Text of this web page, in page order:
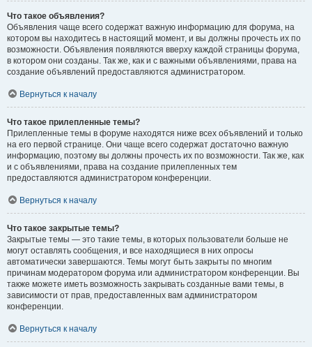
Что такое объявления?
Объявления чаще всего содержат важную информацию для форума, на
котором вы находитесь в настоящий момент, и вы должны прочесть их по
возможности. Объявления появляются вверху каждой страницы форума,
в котором они созданы. Так же, как и с важными объявлениями, права на
создание объявлений предоставляются администратором.
Вернуться к началу
Что такое прилепленные темы?
Прилепленные темы в форуме находятся ниже всех объявлений и только
на его первой странице. Они чаще всего содержат достаточно важную
информацию, поэтому вы должны прочесть их по возможности. Так же, как
и с объявлениями, права на создание прилепленных тем
предоставляются администратором конференции.
Вернуться к началу
Что такое закрытые темы?
Закрытые темы — это такие темы, в которых пользователи больше не
могут оставлять сообщения, и все находящиеся в них опросы
автоматически завершаются. Темы могут быть закрыты по многим
причинам модератором форума или администратором конференции. Вы
также можете иметь возможность закрывать созданные вами темы, в
зависимости от прав, предоставленных вам администратором
конференции.
Вернуться к началу